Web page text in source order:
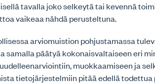
tavalla joko selkeytä tai kevennä
vaikeaa nähdä perusteltuna.
arviomuistion pohjustamassa
samalla päätyä kokonaisvaltaiseen eri
muokkaamiseen ja
tietojärjestelmiin pitää edellä todettua